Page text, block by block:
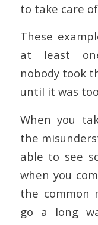
to take care
These
at least
nobody took
until it was
When you
the
able to see
when you
the common
go a long